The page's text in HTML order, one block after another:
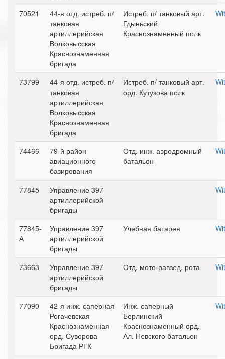
70521
44-я отд. истреб. п/
танковая
артиллерийская
Волковысская
Краснознаменная
бригада
Истреб. п/ танковый арт.
Гдыньский
Краснознаменный полк
73799
44-я отд. истреб. п/
танковая
артиллерийская
Волковысская
Краснознаменная
бригада
Истреб. п/ танковый арт.
орд. Кутузова полк
74466
79-й район
авиационного
базирования
Отд. инж. аэродромный
батальон
77845
Управление 397
артиллерийской
бригады
77845-
А
Управление 397
артиллерийской
бригады
Учебная батарея
73663
Управление 397
артиллерийской
бригады
Отд. мото-равзед. рота
77090
42-я инж. саперная
Рогачевская
Краснознаменная
орд. Суворова
Бригада РГК
Инж. саперный
Берлинский
Краснознаменный орд.
Ал. Невского батальон